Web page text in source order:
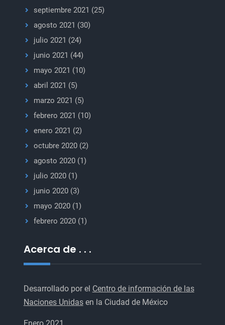
septiembre 2021 (25)
agosto 2021 (30)
julio 2021 (24)
junio 2021 (44)
mayo 2021 (10)
abril 2021 (5)
marzo 2021 (5)
febrero 2021 (10)
enero 2021 (2)
octubre 2020(2)
agosto 2020(1)
julio 2020(1)
junio 2020(3)
mayo 2020(1)
febrero 2020(1)
Acerca de . . .
Desarrollado por el Centro de información de las
Naciones Unidasen la Ciudad de México
Enero 2021